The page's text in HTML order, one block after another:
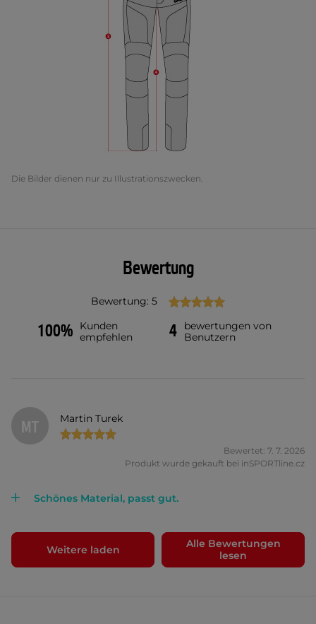
Die Bilder dienen nur zu Illustrationszwecken.
Bewertung
Bewertung: 5
100%
Kunden
empfehlen
4
bewertungen von
Benutzern
MT Martin Turek
Bewertet: 7. 7. 2026
Produkt wurde gekauft bei inSPORTline.cz
Schönes Material, passt gut.
Weitere laden
Alle Bewertungen
lesen